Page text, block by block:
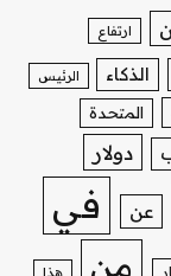
ارتفاع
الذكاء الرئيس
المتحدة
دولار
عن في
من هذا